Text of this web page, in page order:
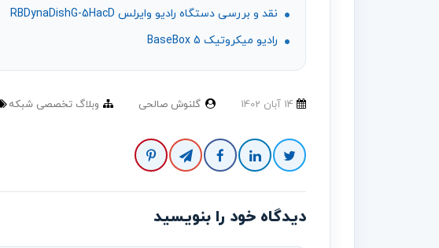
نقد و بررسی دستگاه رادیو وایرلس RBDynaDishG-5HacD
رادیو میکروتیک BaseBox 5
گلنوش صالحی وبلاگ تخصصی شبکه
دیدگاه خود را بنویسید